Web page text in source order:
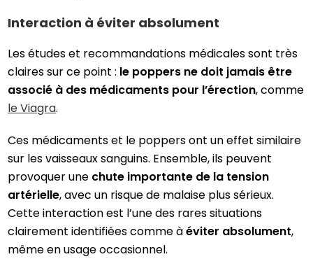
Interaction à éviter absolument
Les études et recommandations médicales sont très
claires sur ce point : le poppers ne doit jamais être
associé à des médicaments pour l’érection, comme
le Viagra.
Ces médicaments et le poppers ont un effet similaire
sur les vaisseaux sanguins. Ensemble, ils peuvent
provoquer une chute importante de la tension
artérielle, avec un risque de malaise plus sérieux.
Cette interaction est l’une des rares situations
clairement identifiées comme àéviter absolument,
même en usage occasionnel.